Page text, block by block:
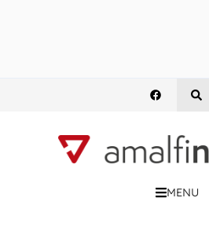
MENU